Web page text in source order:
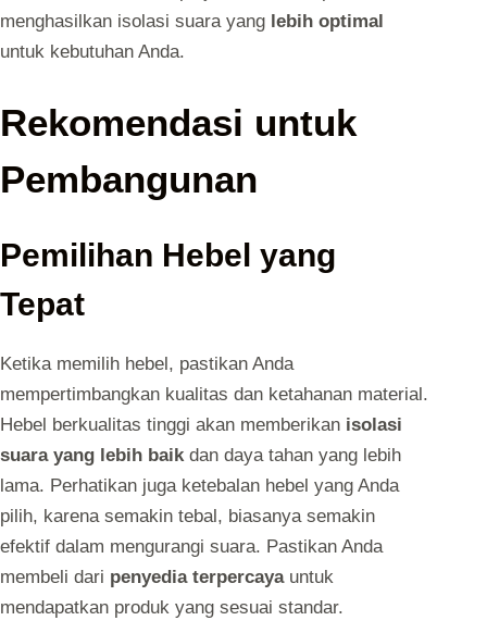
menghasilkan isolasi suara yang lebih optimal
untuk kebutuhan Anda.
Rekomendasi untuk
Pembangunan
Pemilihan Hebel yang
Tepat
Ketika memilih hebel, pastikan Anda
mempertimbangkan kualitas dan ketahanan material.
Hebel berkualitas tinggi akan memberikan isolasi
suara yang lebih baik dan daya tahan yang lebih
lama. Perhatikan juga ketebalan hebel yang Anda
pilih, karena semakin tebal, biasanya semakin
efektif dalam mengurangi suara. Pastikan Anda
membeli dari penyedia terpercayauntuk
mendapatkan produk yang sesuai standar.